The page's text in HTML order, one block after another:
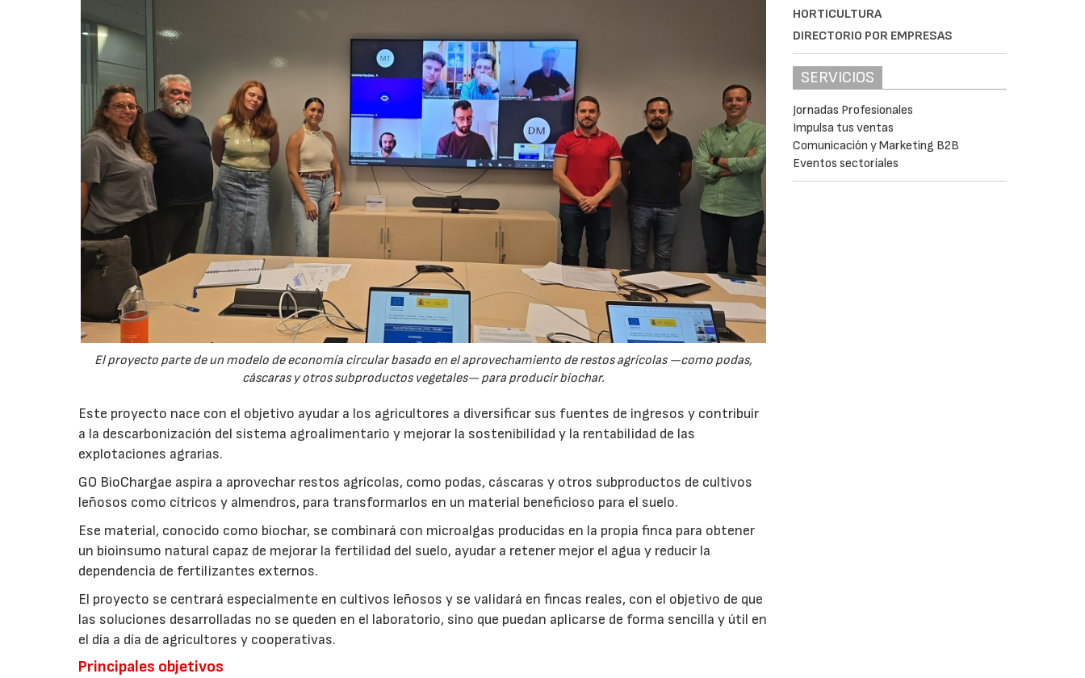
El proyecto parte de un modelo de economía circular basado en el aprovechamiento de restos agrícolas —como podas,
cáscaras y otros subproductos vegetales— para producir biochar.
Este proyecto nace con el objetivo ayudar a los agricultores a diversificar sus fuentes de ingresos y contribuir
a la descarbonización del sistema agroalimentario y mejorar la sostenibilidad y la rentabilidad de las
explotaciones agrarias.
GO BioChargae aspira a aprovechar restos agrícolas, como podas, cáscaras y otros subproductos de cultivos
leñosos como cítricos y almendros, para transformarlos en un material beneficioso para el suelo.
Ese material, conocido como biochar, se combinará con microalgas producidas en la propia finca para obtener
un bioinsumo natural capaz de mejorar la fertilidad del suelo, ayudar a retener mejor el agua y reducir la
dependencia de fertilizantes externos.
El proyecto se centrará especialmente en cultivos leñosos y se validará en fincas reales, con el objetivo de que
las soluciones desarrolladas no se queden en el laboratorio, sino que puedan aplicarse de forma sencilla y útil en
el día a día de agricultores y cooperativas.
Principales objetivos
HORTICULTURA
DIRECTORIO POR EMPRESAS
SERVICIOS
Jornadas Profesionales
Impulsa tus ventas
Comunicación y Marketing B2B
Eventos sectoriales